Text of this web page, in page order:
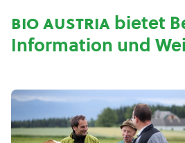
bio austriabietet
Information und